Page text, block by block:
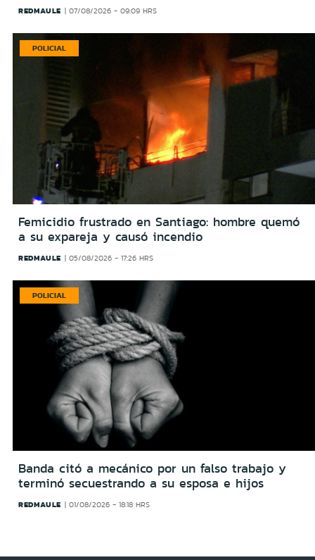
REDMAULE 07/08/2026 - 09:09 HRS
POLICIAL
Femicidio frustrado en Santiago: hombre quemó
a su expareja y causó incendio
REDMAULE 05/08/2026 - 17:26 HRS
POLICIAL
Banda citó a mecánico por un falso trabajo y
terminó secuestrando a su esposa e hijos
REDMAULE 01/08/2026 - 18:18 HRS